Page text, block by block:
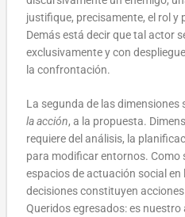
justifique, precisamente, el rol y
Demás está decir que tal actor
exclusivamente y con
la confrontación.
La segunda de las dimensiones
la acción, a la propuesta.
requiere del análisis, la
para modificar entornos. Como
espacios de actuación social
decisiones constituyen
Queridos egresados: es